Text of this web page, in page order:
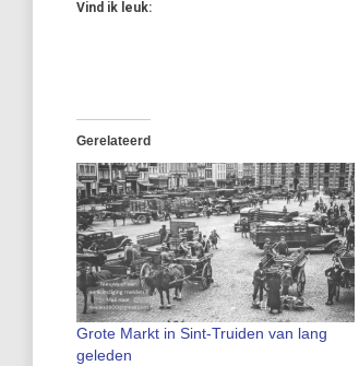
Vind ik leuk:
Gerelateerd
Grote Markt in Sint-Truiden van lang
geleden